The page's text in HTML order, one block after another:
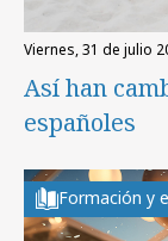
viernes, 31 de julio
Así han
españoles
Formación y